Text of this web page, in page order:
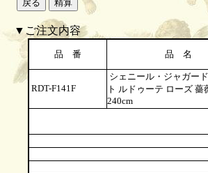
▼ご注文内容
品 番 品 名
RDT-F141F
シェニール・ジャガー
ト ルドゥーテ ローズ 薔
240cm